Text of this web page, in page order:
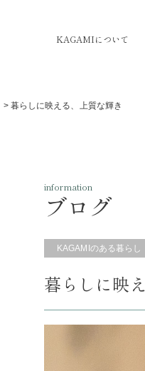
KAGAMIについて
> 暮らしに映える、上質な輝き
information
ブログ
KAGAMIのある暮らし
暮らしに映